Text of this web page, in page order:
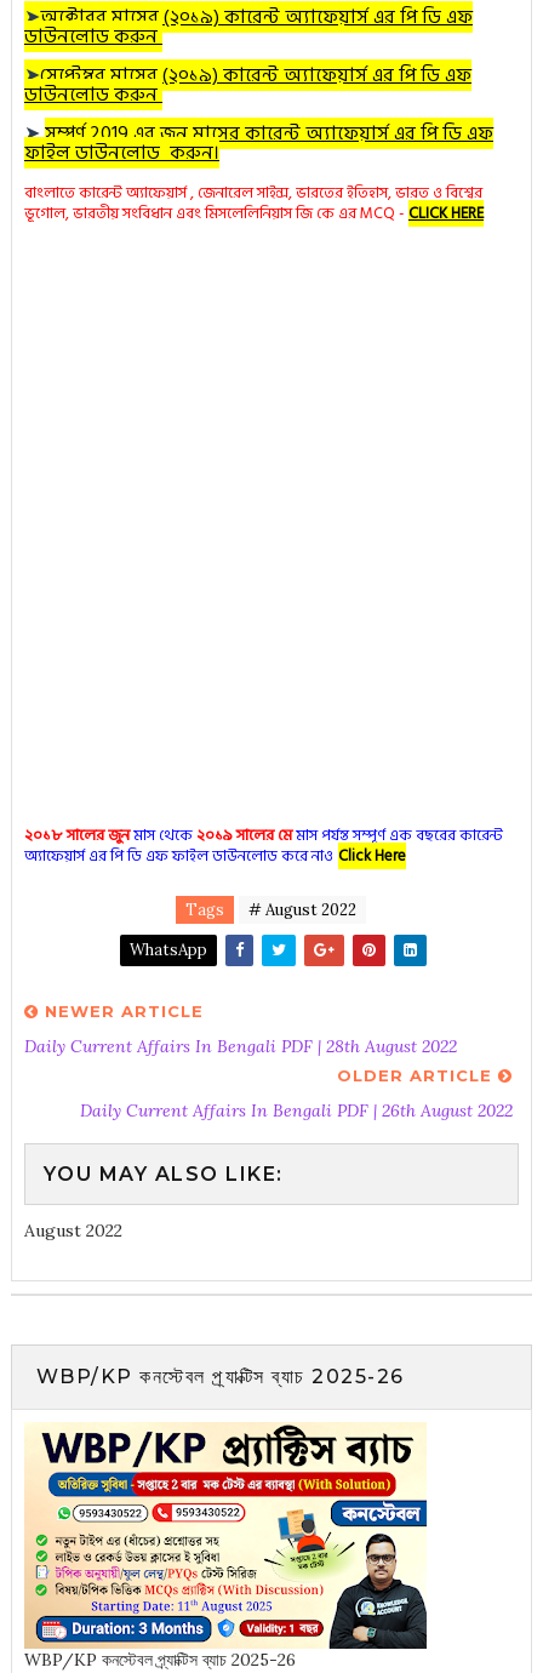
➤অক্টোবরমাসের (২০১৯) কারেন্ট অ্যাফেয়ার্স এর পি ডি এফ
ডাউনলোড করুন
➤সেপ্টেম্বর মাসের (২০১৯) কারেন্ট অ্যাফেয়ার্স এর পি ডি এফ
ডাউনলোড করুন
➤সম্পূর্ণ 2019 এর জুন মাসের কারেন্ট অ্যাফেয়ার্স এর পি ডি এফ
ফাইল ডাউনলোড করুন।
বাংলাতে কারেন্ট অ্যাফেয়ার্স , জেনারেল সাইন্স, ভারতের ইতিহাস, ভারত ও বিশ্বের
ভূগোল, ভারতীয় সংবিধান এবং মিসলেলিনিয়াস জি কে এর MCQ -CLICK HERE
২০১৮ সালের জুনমাস থেকে২০১৯ সালের মেমাস পর্যন্ত সম্পূর্ণ এক বছরের কারেন্ট
অ্যাফেয়ার্স এর পি ডি এফ ফাইল ডাউনলোড করে নাও Click Here
Tags
# August 2022
WhatsApp
NEWER ARTICLE
Daily Current Affairs In Bengali PDF | 28th August 2022
OLDER ARTICLE
Daily Current Affairs In Bengali PDF | 26th August 2022
YOU MAY ALSO LIKE:
August 2022
WBP/KP কনস্টেবল প্র্যাক্টিস ব্যাচ 2025-26
WBP/KP কনস্টেবল প্র্যাক্টিস ব্যাচ 2025-26